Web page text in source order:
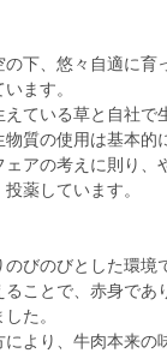
下、悠々自適に育
ます。
ている草と自社で
質の使用は基本的
ェアの考えに則り、
薬しています。
びのびとした環境
ることで、赤身であ
た。
より、牛肉本来の